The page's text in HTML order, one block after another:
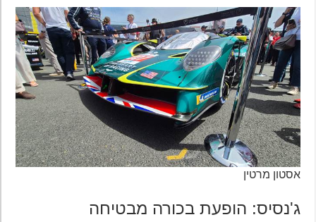
אסטון מרטין
ג'נסיס: הופעת בכורה מבטיחה